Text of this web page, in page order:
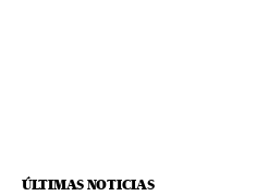
ÚLTIMAS NOTICIAS